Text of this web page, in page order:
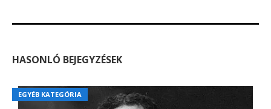
HASONLÓ BEJEGYZÉSEK
EGYÉB KATEGÓRIA